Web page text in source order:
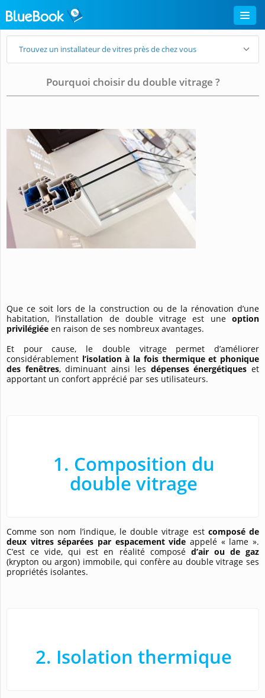
Trouvez un installateur de vitres près de chez vous
Pourquoi choisir du double vitrage ?
Que ce soit lors de la construction ou de la rénovation d’une
habitation, l’installation de double vitrage est une option
privilégiée en raison de ses nombreux avantages.
Et pour cause, le double vitrage permet d’améliorer
considérablement l’isolation à la fois thermique et phonique
des fenêtres, diminuant ainsi les dépenses énergétiques et
apportant un confort apprécié par ses utilisateurs.
1. Composition du
double vitrage
Comme son nom l’indique, le double vitrage est composé de
deux vitres séparées par espacement vide appelé « lame ».
C’est ce vide, qui est en réalité composé d’air ou de gaz
(krypton ou argon) immobile, qui confère au double vitrage ses
propriétés isolantes.
2. Isolation thermique